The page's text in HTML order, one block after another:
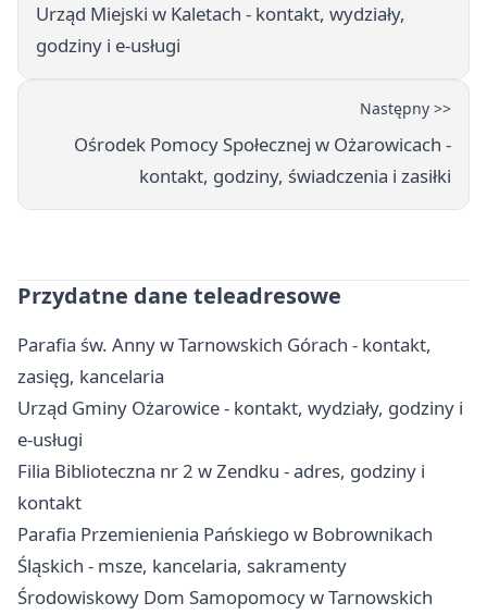
Urząd Miejski w Kaletach - kontakt, wydziały,
godziny i e-usługi
Następny >>
Ośrodek Pomocy Społecznej w Ożarowicach -
kontakt, godziny, świadczenia i zasiłki
Przydatne dane teleadresowe
Parafia św. Anny w Tarnowskich Górach - kontakt,
zasięg, kancelaria
Urząd Gminy Ożarowice - kontakt, wydziały, godziny i
e-usługi
Filia Biblioteczna nr 2 w Zendku - adres, godziny i
kontakt
Parafia Przemienienia Pańskiego w Bobrownikach
Śląskich - msze, kancelaria, sakramenty
Środowiskowy Dom Samopomocy w Tarnowskich